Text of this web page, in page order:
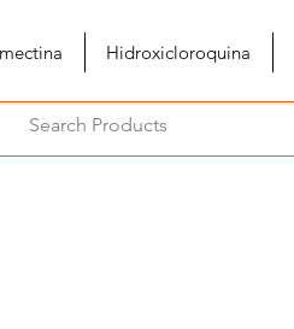
Hidroxicloroquina